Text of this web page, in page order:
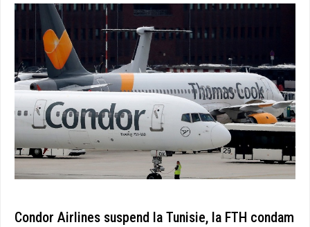
Condor Airlines suspend la Tunisie, la FTH condam